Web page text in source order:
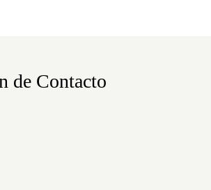
de Contacto